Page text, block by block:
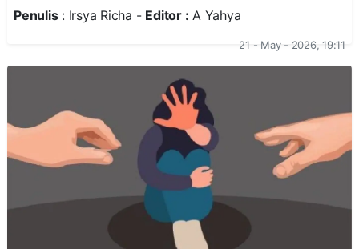
Penulis: Irsya Richa - Editor : A Yahya
21 - May - 2026, 19:11